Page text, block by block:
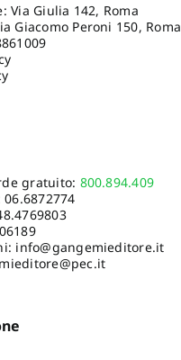
Via Giulia 142, Roma
Giacomo Peroni 150, Roma
gratuito: 800.894.409
06.6872774
info@gangemieditore.it